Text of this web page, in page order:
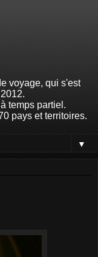
voyage, qui s'est
temps partiel.
pays et territoires.
▼